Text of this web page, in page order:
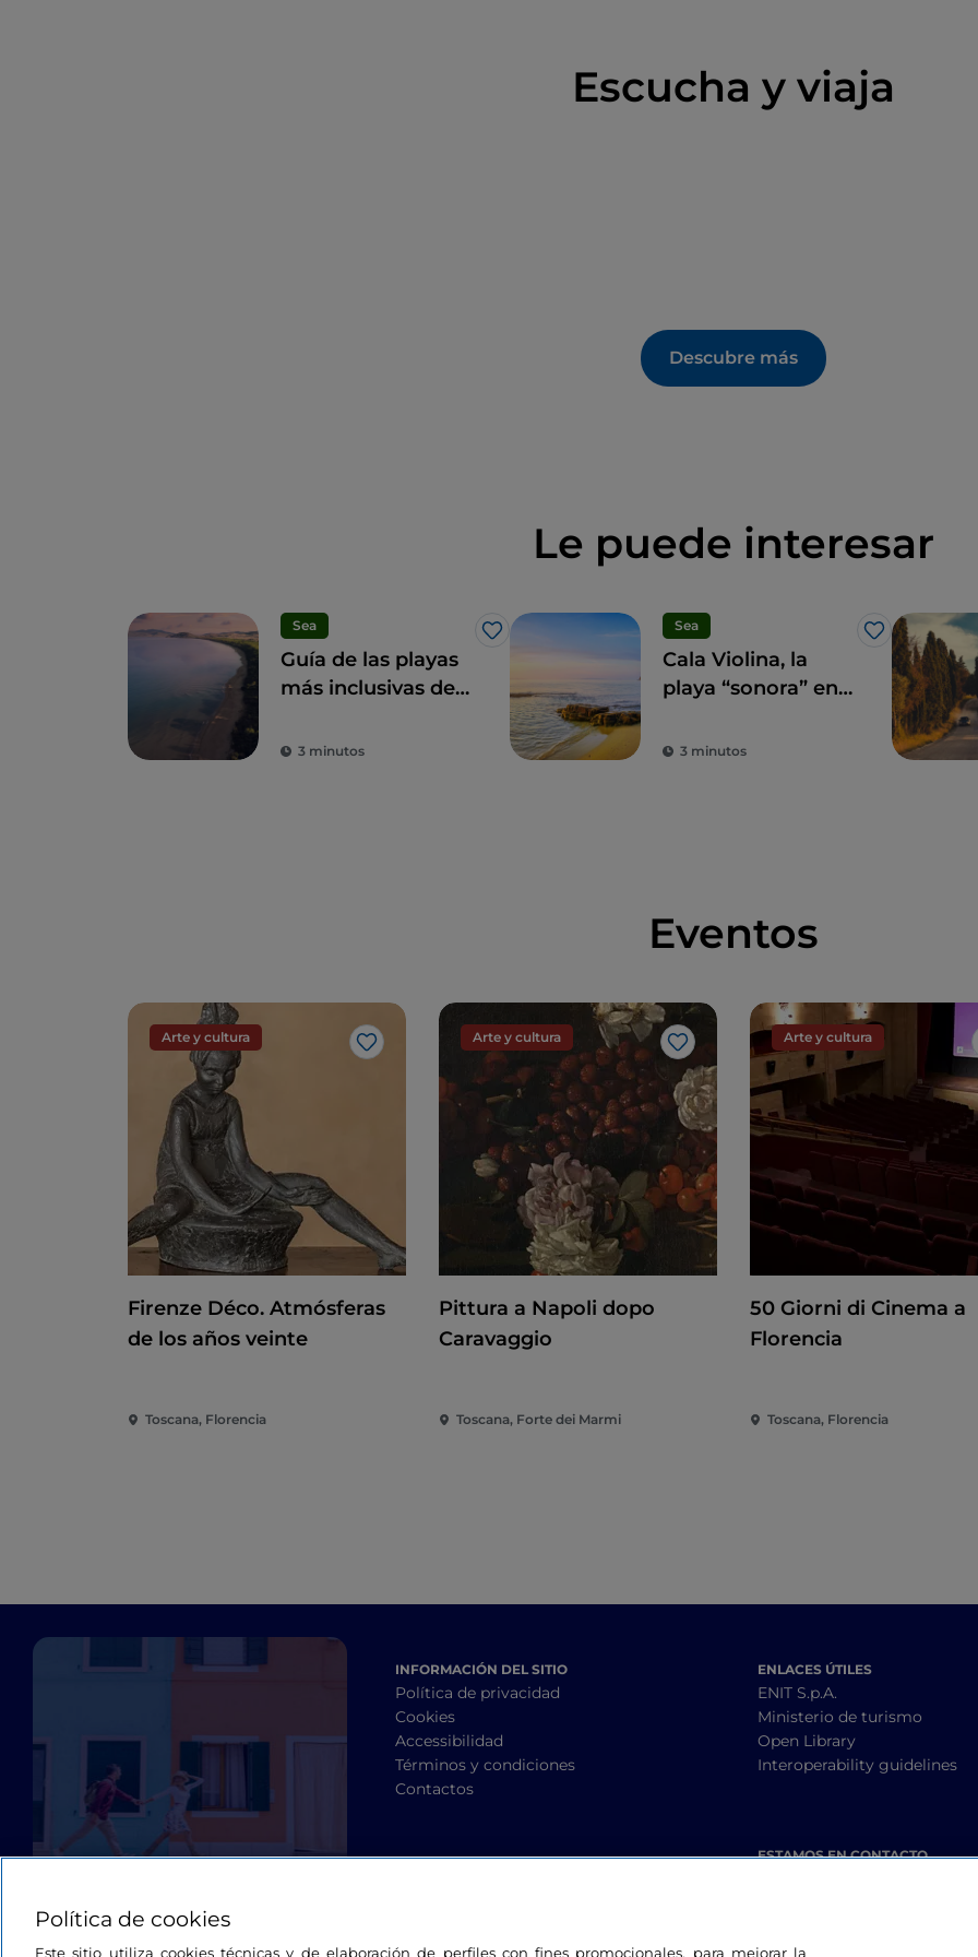
Escucha y viaja
Descubre más
Le puede interesar
Sea
Me gusta
Guía de las playas
más inclusivas de
verano italiano
3 minutos
Sea
Me gusta
Cala Violina, la
playa “sonora” en
Maremma
3 minutos
Eventos
Arte y cultura
Me gusta
Firenze Déco. Atmósferas
de los años veinte
Toscana, Florencia
Arte y cultura
Me gusta
Pittura a Napoli dopo
Caravaggio
Toscana, Forte dei Marmi
Arte y cultura
50 Giorni di Cinema a
Florencia
Toscana, Florencia
INFORMACIÓN DEL SITIO
Política de privacidad
Cookies
Accessibilidad
Términos y condiciones
Contactos
ENLACES ÚTILES
ENIT S.p.A.
Ministerio de turismo
Open Library
Interoperability guidelines
ESTAMOS EN CONTACTO
Política de cookies
Este sitio utiliza cookies técnicas y de elaboración de perfiles con fines promocionales, para mejorar la